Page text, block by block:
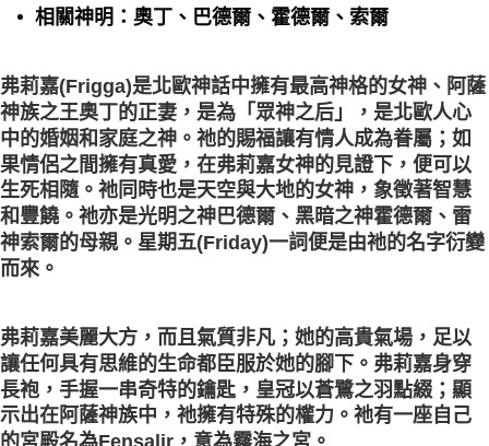
相關神明：奧丁、巴德爾、霍德爾、索爾
弗莉嘉(Frigga)是北歐神話中擁有最高神格的女神、阿薩
神族之王奧丁的正妻，是為「眾神之后」，是北歐人心
中的婚姻和家庭之神。祂的賜福讓有情人成為眷屬；如
果情侶之間擁有真愛，在弗莉嘉女神的見證下，便可以
生死相隨。祂同時也是天空與大地的女神，象徵著智慧
和豐饒。祂亦是光明之神巴德爾、黑暗之神霍德爾、雷
神索爾的母親。星期五(Friday)一詞便是由祂的名字衍變
而來。
弗莉嘉美麗大方，而且氣質非凡；她的高貴氣場，足以
讓任何具有思維的生命都臣服於她的腳下。弗莉嘉身穿
長袍，手握一串奇特的鑰匙，皇冠以蒼鷺之羽點綴；顯
示出在阿薩神族中，祂擁有特殊的權力。祂有一座自己
的宮殿名為Fensalir，意為霧海之宮。